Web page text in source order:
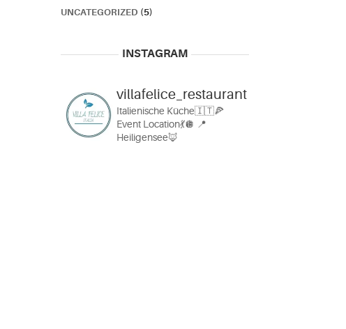
UNCATEGORIZED (5)
INSTAGRAM
villafelice_restaurant
Italienische Küche🇮🇹🍕
Event Location💃🪩 📍
Heiligensee🦊